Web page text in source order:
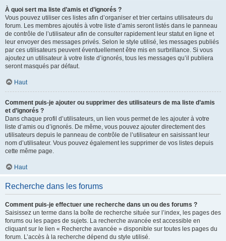
À quoi sert ma liste d’amis et d’ignorés ?
Vous pouvez utiliser ces listes afin d’organiser et trier certains utilisateurs du
forum. Les membres ajoutés à votre liste d’amis seront listés dans le panneau
de contrôle de l’utilisateur afin de consulter rapidement leur statut en ligne et
leur envoyer des messages privés. Selon le style utilisé, les messages publiés
par ces utilisateurs peuvent éventuellement être mis en surbrillance. Si vous
ajoutez un utilisateur à votre liste d’ignorés, tous les messages qu’il publiera
seront masqués par défaut.
Haut
Comment puis-je ajouter ou supprimer des utilisateurs de ma liste d’amis
et d’ignorés ?
Dans chaque profil d’utilisateurs, un lien vous permet de les ajouter à votre
liste d’amis ou d’ignorés. De même, vous pouvez ajouter directement des
utilisateurs depuis le panneau de contrôle de l’utilisateur en saisissant leur
nom d’utilisateur. Vous pouvez également les supprimer de vos listes depuis
cette même page.
Haut
Recherche dans les forums
Comment puis-je effectuer une recherche dans un ou des forums ?
Saisissez un terme dans la boîte de recherche située sur l’index, les pages des
forums ou les pages de sujets. La recherche avancée est accessible en
cliquant sur le lien « Recherche avancée » disponible sur toutes les pages du
forum. L’accès à la recherche dépend du style utilisé.